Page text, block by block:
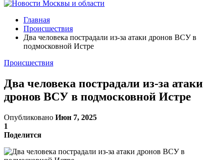
Главная
Происшествия
Два человека пострадали из-за атаки дронов ВСУ в
подмосковной Истре
Происшествия
Два человека пострадали из-за атаки
дронов ВСУ в подмосковной Истре
Опубликовано Июн 7, 2025
1
Поделится